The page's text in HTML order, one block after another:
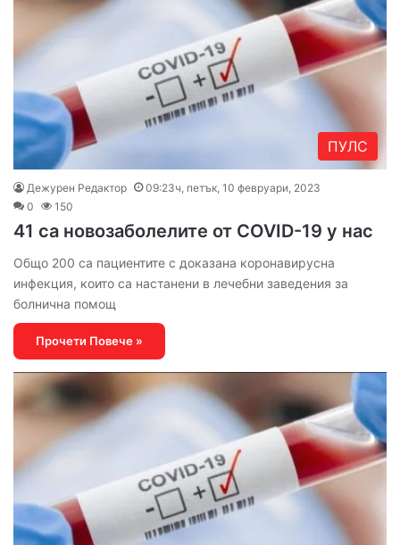
ПУЛС
Дежурен Редактор
09:23ч, петък, 10 февруари, 2023
0
150
41 са новозаболелите от COVID-19 у нас
Общо 200 са пациентите с доказана коронавирусна
инфекция, които са настанени в лечебни заведения за
болнична помощ
Прочети Повече »